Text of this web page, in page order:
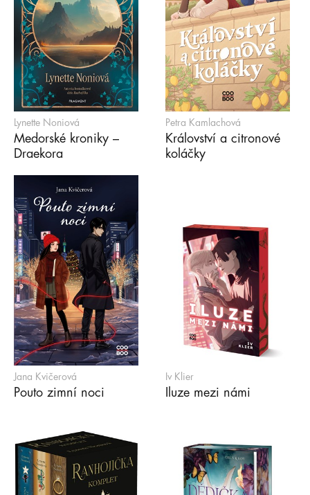
Lynette Noniová
Medorské kroniky –
Draekora
Petra Kamlachová
Království a citronové
koláčky
Jana Kvičerová
Pouto zimní noci
Iv Klier
Iluze mezi námi